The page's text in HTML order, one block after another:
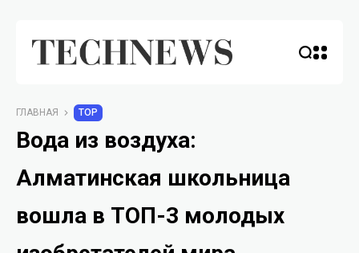
ГЛАВНАЯ TOP
Вода из воздуха:
Алматинская школьница
вошла в ТОП-3 молодых